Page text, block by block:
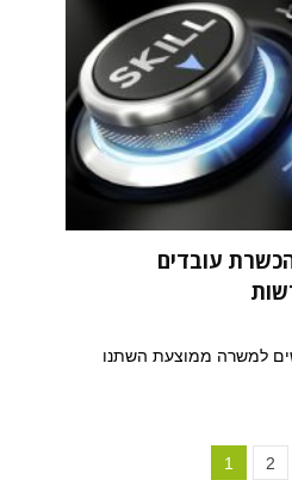
עובדים
הנדרשים למשרה ממוצעת השתנו
1 2